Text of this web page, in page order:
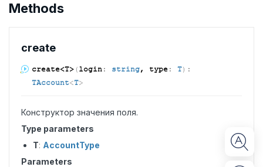
Methods
create
create<T> (login: string, type: T) :
TAccount<T>
Конструктор значения поля.
Type parameters
T: AccountType
Parameters